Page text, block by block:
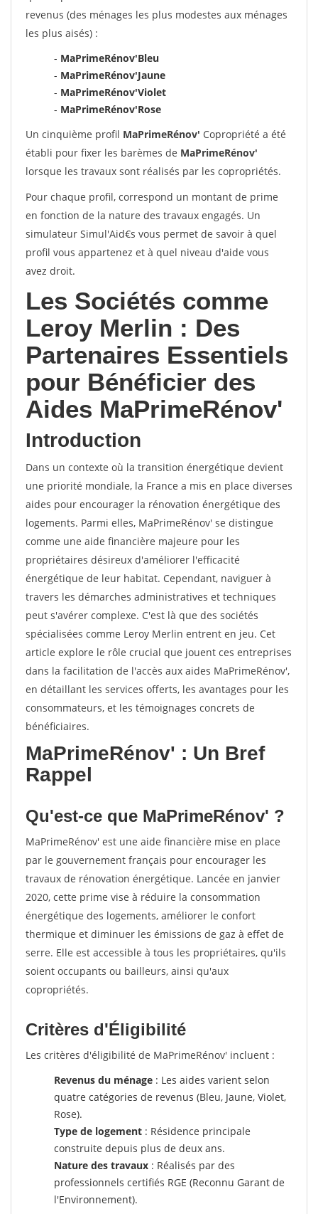
revenus (des ménages les plus modestes aux ménages
les plus aisés) :
- MaPrimeRénov'Bleu
- MaPrimeRénov'Jaune
- MaPrimeRénov'Violet
- MaPrimeRénov'Rose
Un cinquième profil MaPrimeRénov' Copropriété a été
établi pour fixer les barèmes de MaPrimeRénov'
lorsque les travaux sont réalisés par les copropriétés.
Pour chaque profil, correspond un montant de prime
en fonction de la nature des travaux engagés. Un
simulateur Simul'Aid€s vous permet de savoir à quel
profil vous appartenez et à quel niveau d'aide vous
avez droit.
Les Sociétés comme
Leroy Merlin : Des
Partenaires Essentiels
pour Bénéficier des
Aides MaPrimeRénov'
Introduction
Dans un contexte où la transition énergétique devient
une priorité mondiale, la France a mis en place diverses
aides pour encourager la rénovation énergétique des
logements. Parmi elles, MaPrimeRénov' se distingue
comme une aide financière majeure pour les
propriétaires désireux d'améliorer l'efficacité
énergétique de leur habitat. Cependant, naviguer à
travers les démarches administratives et techniques
peut s'avérer complexe. C'est là que des sociétés
spécialisées comme Leroy Merlin entrent en jeu. Cet
article explore le rôle crucial que jouent ces entreprises
dans la facilitation de l'accès aux aides MaPrimeRénov',
en détaillant les services offerts, les avantages pour les
consommateurs, et les témoignages concrets de
bénéficiaires.
MaPrimeRénov' : Un Bref
Rappel
Qu'est-ce que MaPrimeRénov' ?
MaPrimeRénov' est une aide financière mise en place
par le gouvernement français pour encourager les
travaux de rénovation énergétique. Lancée en janvier
2020, cette prime vise à réduire la consommation
énergétique des logements, améliorer le confort
thermique et diminuer les émissions de gaz à effet de
serre. Elle est accessible à tous les propriétaires, qu'ils
soient occupants ou bailleurs, ainsi qu'aux
copropriétés.
Critères d'Éligibilité
Les critères d'éligibilité de MaPrimeRénov' incluent :
Revenus du ménage : Les aides varient selon
quatre catégories de revenus (Bleu, Jaune, Violet,
Rose).
Type de logement : Résidence principale
construite depuis plus de deux ans.
Nature des travaux : Réalisés par des
professionnels certifiés RGE (Reconnu Garant de
l'Environnement).